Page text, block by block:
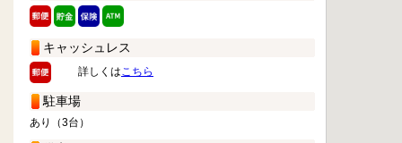
キャッシュレス
詳しくはこちら
駐車場
あり（3台）